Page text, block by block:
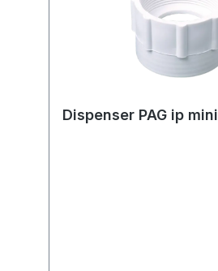
Dispenser PAG ip mini